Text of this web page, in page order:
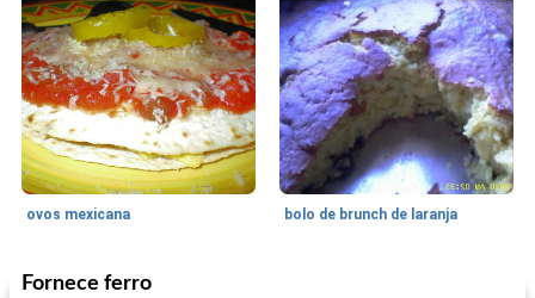
ovos mexicana bolo de brunch de laranja
Pães De Fermento
Fornece ferro